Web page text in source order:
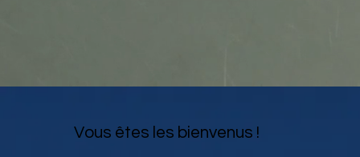
Vous êtes les bienvenus !